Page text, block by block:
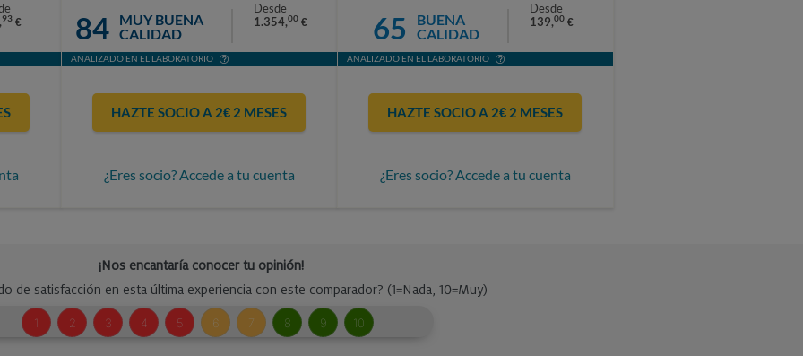
93 € 84
MUY BUENA
CALIDAD
Desde
1.354,00 €
ANALIZADO EN EL LABORATORIO
HAZTE SOCIO A 2€ 2 MESES
¿Eres socio? Accede a tu cuenta
65
BUENA
CALIDAD
Desde
139,00 €
ANALIZADO EN EL LABORATORIO
HAZTE SOCIO A 2€ 2 MESES
¿Eres socio? Accede a tu cuenta